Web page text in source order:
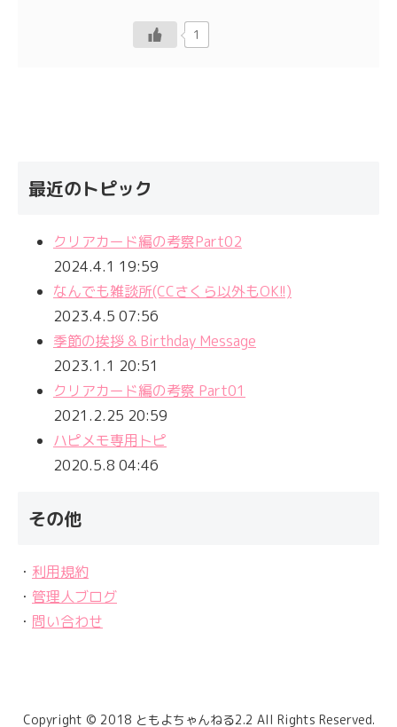
1
最近のトピック
クリアカード編の考察Part02
2024.4.1 19:59
なんでも雑談所(CCさくら以外もOK!!)
2023.4.5 07:56
季節の挨拶 & Birthday Message
2023.1.1 20:51
クリアカード編の考察 Part01
2021.2.25 20:59
ハピメモ専用トピ
2020.5.8 04:46
その他
・ 利用規約
・ 管理人ブログ
・ 問い合わせ
Copyright © 2018 ともよちゃんねる2.2 All Rights Reserved.